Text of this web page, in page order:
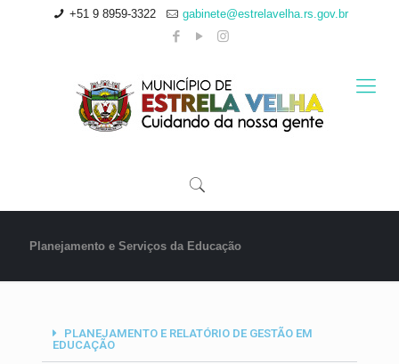
+51 9 8959-3322 gabinete@estrelavelha.rs.gov.br
Planejamento e Serviços da Educação
PLANEJAMENTO E RELATÓRIO DE GESTÃO EM
EDUCAÇÃO